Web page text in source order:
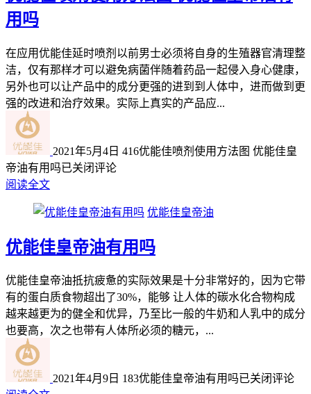
用吗
在应用优能佳延时喷剂以前男士必须将自身的生殖器官清理整
洁，仅有那样才可以避免病菌伴随着药品一起侵入身心健康，
另外也可以让产品中的成分更强的进到到人体中，进而做到更
强的改进和治疗效果。实际上真实的产品应...
2021年5月4日 416优能佳喷剂使用方法图 优能佳皇
帝油有用吗已关闭评论
阅读全文
优能佳皇帝油
优能佳皇帝油有用吗
优能佳皇帝油抵抗疲惫的实际效果是十分非常好的，因为它带
有的蛋白质食物超出了30%，能够 让人体的碳水化合物构成
越来越更为的健全和优异，乃至比一般的牛奶和人乳中的成分
也要高，次之也带有人体所必须的糖元，...
2021年4月9日 183优能佳皇帝油有用吗已关闭评论